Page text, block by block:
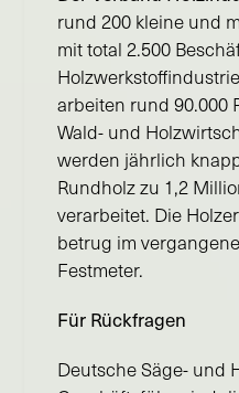
rund 200 kleine und
mit total 2.500
arbeiten rund 90.000
Wald- und
werden jährlich
Rundholz zu 1,2
verarbeitet. Die
betrug im
Festmeter.
Für Rückfragen
Deutsche Säge- und